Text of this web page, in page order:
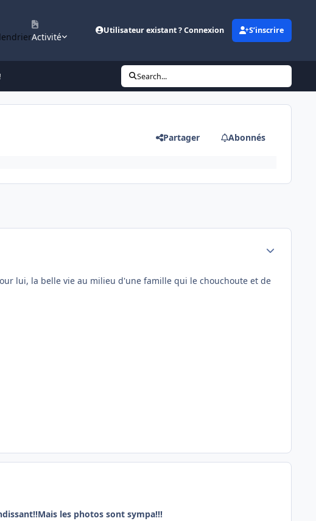
Activité
Utilisateur existant ? Connexion S’inscrire
Search...
Partager Abonnés
lui, la belle vie au milieu d'une famille qui le chouchoute et de
les photos sont sympa!!!